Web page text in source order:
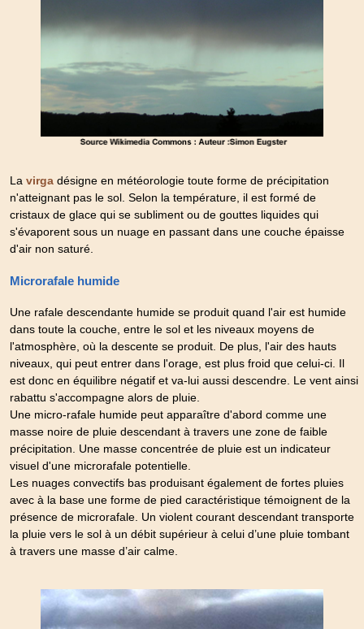
Lavirgadésigne en météorologie toute forme de précipitation
n'atteignant pas le sol. Selon la température, il est formé de
cristaux de glace qui se subliment ou de gouttes liquides qui
s'évaporent sous un nuage en passant dans une couche épaisse
d'air non saturé.
Microrafale humide
Une rafale descendante humide se produit quand l'air est humide
dans toute la couche, entre le sol et les niveaux moyens de
l'atmosphère, où la descente se produit. De plus, l'air des hauts
niveaux, qui peut entrer dans l'orage, est plus froid que celui-ci. Il
est donc en équilibre négatif et va-lui aussi descendre. Le vent ainsi
rabattu s'accompagne alors de pluie.
Une micro-rafale humide peut apparaître d'abord comme une
masse noire de pluie descendant à travers une zone de faible
précipitation. Une masse concentrée de pluie est un indicateur
visuel d'une microrafale potentielle.
Les nuages convectifs bas produisant également de fortes pluies
avec à la base une forme de pied caractéristique témoignent de la
présence de microrafale. Un violent courant descendant transporte
la pluie vers le sol à un débit supérieur à celui d’une pluie tombant
à travers une masse d’air calme.